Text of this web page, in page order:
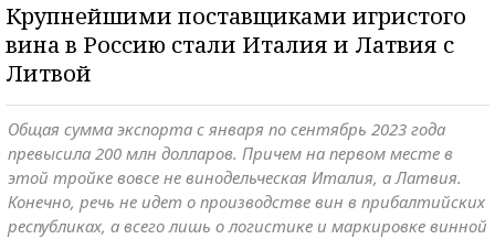
Крупнейшими поставщиками игристого
вина в Россию стали Италия и Латвия с
Литвой
Общая сумма экспорта с января по сентябрь 2023 года
превысила 200 млн долларов. Причем на первом месте в
этой тройке вовсе не винодельческая Италия, а Латвия.
Конечно, речь не идет о производстве вин в прибалтийских
республиках, а всего лишь о логистике и маркировке винной